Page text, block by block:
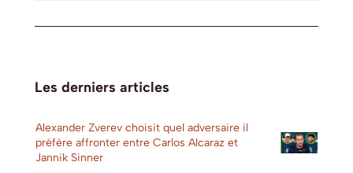
Les derniers articles
Alexander Zverev choisit quel adversaire il
préfère affronter entre Carlos Alcaraz et
Jannik Sinner